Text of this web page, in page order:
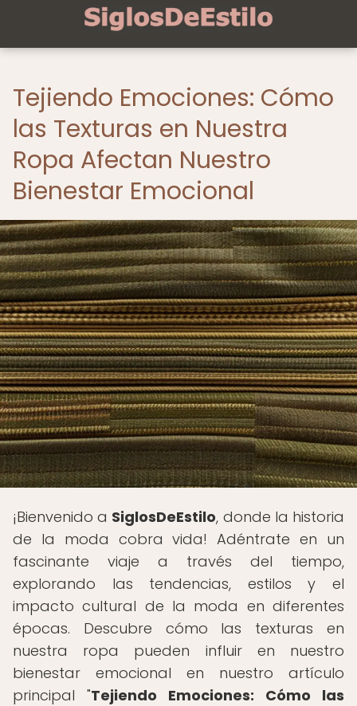
Tejiendo Emociones: Cómo
las Texturas en Nuestra
Ropa Afectan Nuestro
Bienestar Emocional
¡Bienvenido a SiglosDeEstilo, donde la historia
de la moda cobra vida! Adéntrate en un
fascinante viaje a través del tiempo,
explorando las tendencias, estilos y el
impacto cultural de la moda en diferentes
épocas. Descubre cómo las texturas en
nuestra ropa pueden influir en nuestro
bienestar emocional en nuestro artículo
principal "Tejiendo Emociones: Cómo las